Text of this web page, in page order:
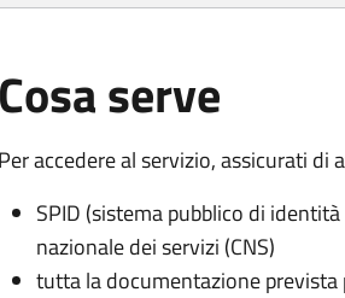
Cosa serve
Per accedere al servizio, assicurati di
SPID (sistema pubblico di
nazionale dei servizi (CNS)
tutta la documentazione prevista